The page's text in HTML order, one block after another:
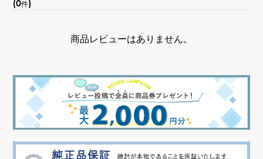
(0件)
商品レビューはありません。